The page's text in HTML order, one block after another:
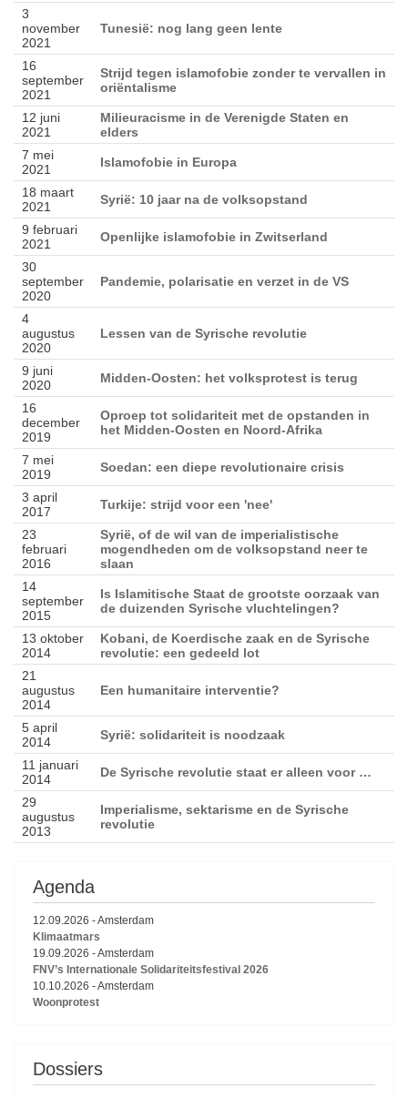
3
november
2021
Tunesië: nog lang geen lente
16
september
2021
Strijd tegen islamofobie zonder te vervallen in
oriëntalisme
12 juni
2021
Milieuracisme in de Verenigde Staten en
elders
7 mei
2021
Islamofobie in Europa
18 maart
2021
Syrië: 10 jaar na de volksopstand
9 februari
2021
Openlijke islamofobie in Zwitserland
30
september
2020
Pandemie, polarisatie en verzet in de VS
4
augustus
2020
Lessen van de Syrische revolutie
9 juni
2020
Midden-Oosten: het volksprotest is terug
16
december
2019
Oproep tot solidariteit met de opstanden in
het Midden-Oosten en Noord-Afrika
7 mei
2019
Soedan: een diepe revolutionaire crisis
3 april
2017
Turkije: strijd voor een 'nee'
23
februari
2016
Syrië, of de wil van de imperialistische
mogendheden om de volksopstand neer te
slaan
14
september
2015
Is Islamitische Staat de grootste oorzaak van
de duizenden Syrische vluchtelingen?
13 oktober
2014
Kobani, de Koerdische zaak en de Syrische
revolutie: een gedeeld lot
21
augustus
2014
Een humanitaire interventie?
5 april
2014
Syrië: solidariteit is noodzaak
11 januari
2014
De Syrische revolutie staat er alleen voor …
29
augustus
2013
Imperialisme, sektarisme en de Syrische
revolutie
Agenda
12.09.2026 -Amsterdam
Klimaatmars
19.09.2026 -Amsterdam
FNV’s Internationale Solidariteitsfestival 2026
10.10.2026 -Amsterdam
Woonprotest
Dossiers